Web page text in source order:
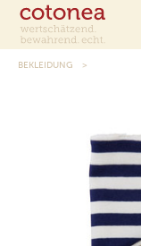
BEKLEIDUNG